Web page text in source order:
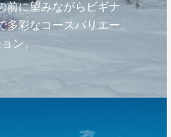
前に望みながらビギナ
多彩なコースバリエー
ン。